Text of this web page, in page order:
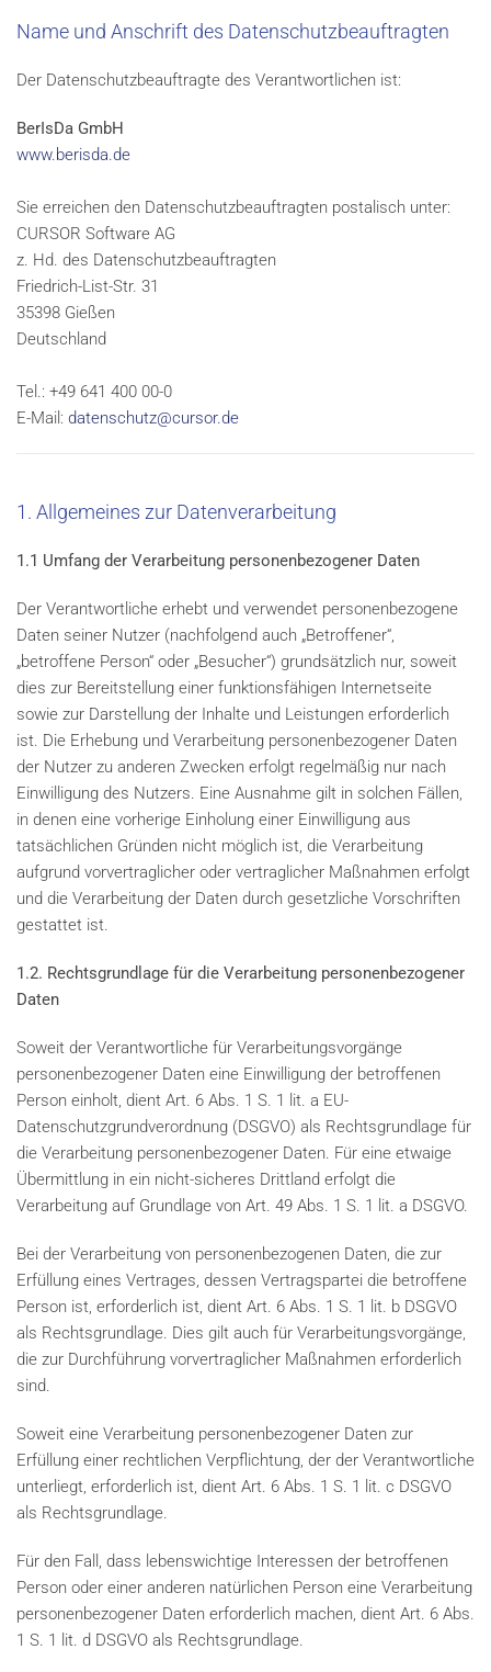
Name und Anschrift des Datenschutzbeauftragten
Der Datenschutzbeauftragte des Verantwortlichen ist:
BerIsDa GmbH
www.berisda.de
Sie erreichen den Datenschutzbeauftragten postalisch unter:
CURSOR Software AG
z. Hd. des Datenschutzbeauftragten
Friedrich-List-Str. 31
35398 Gießen
Deutschland
Tel.: +49 641 400 00-0
E-Mail: datenschutz@cursor.de
1. Allgemeines zur Datenverarbeitung
1.1 Umfang der Verarbeitung personenbezogener Daten
Der Verantwortliche erhebt und verwendet personenbezogene
Daten seiner Nutzer (nachfolgend auch „Betroffener“,
„betroffene Person“ oder „Besucher“) grundsätzlich nur, soweit
dies zur Bereitstellung einer funktionsfähigen Internetseite
sowie zur Darstellung der Inhalte und Leistungen erforderlich
ist. Die Erhebung und Verarbeitung personenbezogener Daten
der Nutzer zu anderen Zwecken erfolgt regelmäßig nur nach
Einwilligung des Nutzers. Eine Ausnahme gilt in solchen Fällen,
in denen eine vorherige Einholung einer Einwilligung aus
tatsächlichen Gründen nicht möglich ist, die Verarbeitung
aufgrund vorvertraglicher oder vertraglicher Maßnahmen erfolgt
und die Verarbeitung der Daten durch gesetzliche Vorschriften
gestattet ist.
1.2. Rechtsgrundlage für die Verarbeitung personenbezogener
Daten
Soweit der Verantwortliche für Verarbeitungsvorgänge
personenbezogener Daten eine Einwilligung der betroffenen
Person einholt, dient Art. 6 Abs. 1 S. 1 lit. a EU-
Datenschutzgrundverordnung (DSGVO) als Rechtsgrundlage für
die Verarbeitung personenbezogener Daten. Für eine etwaige
Übermittlung in ein nicht-sicheres Drittland erfolgt die
Verarbeitung auf Grundlage von Art. 49 Abs. 1 S. 1 lit. a DSGVO.
Bei der Verarbeitung von personenbezogenen Daten, die zur
Erfüllung eines Vertrages, dessen Vertragspartei die betroffene
Person ist, erforderlich ist, dient Art. 6 Abs. 1 S. 1 lit. b DSGVO
als Rechtsgrundlage. Dies gilt auch für Verarbeitungsvorgänge,
die zur Durchführung vorvertraglicher Maßnahmen erforderlich
sind.
Soweit eine Verarbeitung personenbezogener Daten zur
Erfüllung einer rechtlichen Verpflichtung, der der Verantwortliche
unterliegt, erforderlich ist, dient Art. 6 Abs. 1 S. 1 lit. c DSGVO
als Rechtsgrundlage.
Für den Fall, dass lebenswichtige Interessen der betroffenen
Person oder einer anderen natürlichen Person eine Verarbeitung
personenbezogener Daten erforderlich machen, dient Art. 6 Abs.
1 S. 1 lit. d DSGVO als Rechtsgrundlage.